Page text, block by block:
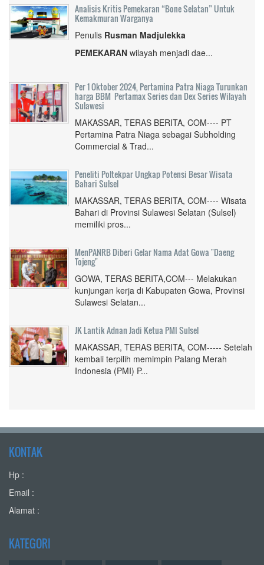
Analisis Kritis Pemekaran “Bone Selatan” Untuk
Kemakmuran Warganya
Penulis Rusman Madjulekka
PEMEKARAN wilayah menjadi dae...
Per 1 Oktober 2024, Pertamina Patra Niaga Turunkan
harga BBM Pertamax Series dan Dex Series Wilayah
Sulawesi
MAKASSAR, TERAS BERITA, COM---- PT
Pertamina Patra Niaga sebagai Subholding
Commercial & Trad...
Peneliti Poltekpar Ungkap Potensi Besar Wisata
Bahari Sulsel
MAKASSAR, TERAS BERITA, COM---- Wisata
Bahari di Provinsi Sulawesi Selatan (Sulsel)
memiliki pros...
MenPANRB Diberi Gelar Nama Adat Gowa "Daeng
Tojeng"
GOWA, TERAS BERITA,COM--- Melakukan
kunjungan kerja di Kabupaten Gowa, Provinsi
Sulawesi Selatan...
JK Lantik Adnan Jadi Ketua PMI Sulsel
MAKASSAR, TERAS BERITA, COM----- Setelah
kembali terpilih memimpin Palang Merah
Indonesia (PMI) P...
KONTAK
Hp :
Email :
Alamat :
KATEGORI